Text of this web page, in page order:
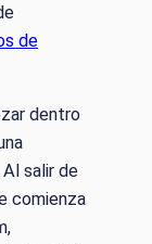
de
dentro
salir de
comienza